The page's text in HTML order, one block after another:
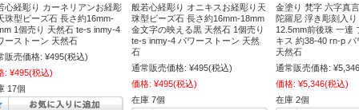
心経彫り カーネリアンお経彫
珠型ビーズ石 長さ約16mm-
1個売り 天然石 te-s inmy-4
ーストーン 天然石
販売価格: ¥495(税込)
: ¥495(税込)
17個
般若心経彫り オニキスお経彫り天
珠型ビーズ石 長さ約16mm-18mm
金文字の映える黒 天然石 1個売り
te-s inmy-4 パワーストーン 天然
石
通常販売価格: ¥495(税込)
価格: ¥495(税込)
在庫 7個
金塗り 梵字 六字真
陀羅尼 浮き彫刻入
12.5mm前後珠 一連
キス 約38-40 rn-p
天然石
通常販売価格: ¥5,346
価格: ¥5,346(税込)
在庫 2個